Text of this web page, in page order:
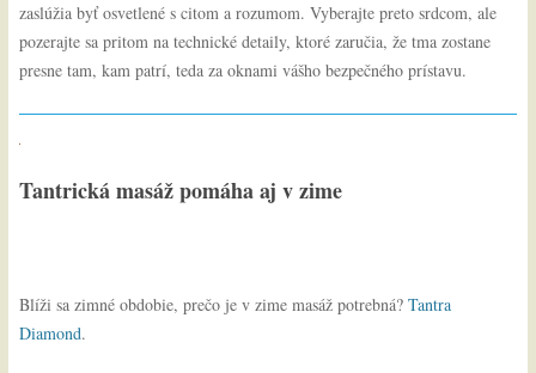
zaslúžia byť osvetlené s citom a rozumom. Vyberajte preto srdcom, ale
pozerajte sa pritom na technické detaily, ktoré zaručia, že tma zostane
presne tam, kam patrí, teda za oknami vášho bezpečného prístavu.
Tantrická masáž pomáha aj v zime
Blíži sa zimné obdobie, prečo je v zime masáž potrebná? Tantra
Diamond.